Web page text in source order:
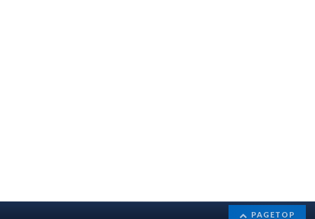
PAGETOP